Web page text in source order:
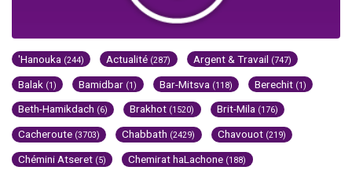
'Hanouka (244) Actualité (287) Argent & Travail (747)
Balak (1) Bamidbar (1) Bar-Mitsva (118) Berechit (1)
Beth-Hamikdach (6) Brakhot (1520) Brit-Mila (176)
Cacheroute (3703) Chabbath (2429) Chavouot (219)
Chémini Atseret (5) Chemirat haLachone (188)